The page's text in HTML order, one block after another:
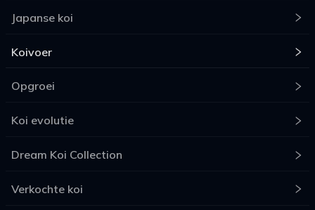
Japanse koi
Koivoer
Opgroei
Koi evolutie
Dream Koi Collection
Verkochte koi